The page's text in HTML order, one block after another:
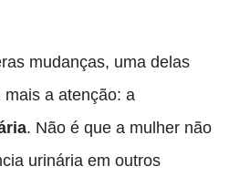
mudanças, uma delas
a atenção: a
. Não é que a mulher não
urinária em outros